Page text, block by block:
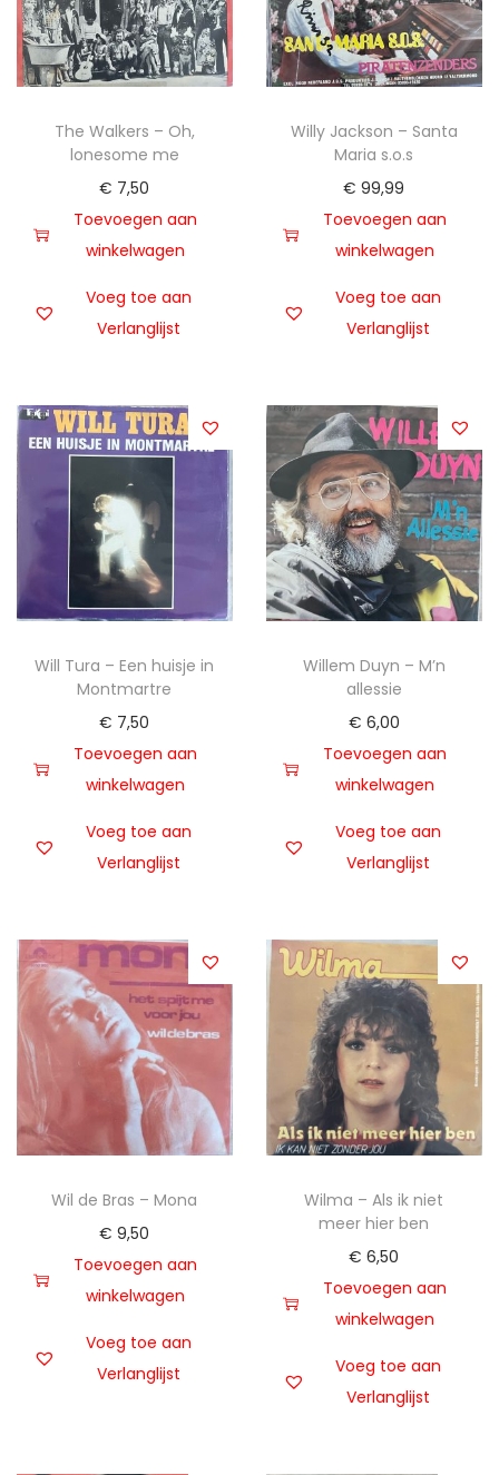
The Walkers – Oh,
lonesome me
€ 7,50
Toevoegen aan
winkelwagen
Voeg toe aan
Verlanglijst
Willy Jackson – Santa
Maria s.o.s
€ 99,99
Toevoegen aan
winkelwagen
Voeg toe aan
Verlanglijst
Will Tura – Een huisje in
Montmartre
€ 7,50
Toevoegen aan
winkelwagen
Voeg toe aan
Verlanglijst
Willem Duyn – M’n
allessie
€ 6,00
Toevoegen aan
winkelwagen
Voeg toe aan
Verlanglijst
Wil de Bras – Mona
€ 9,50
Toevoegen aan
winkelwagen
Voeg toe aan
Verlanglijst
Wilma – Als ik niet
meer hier ben
€ 6,50
Toevoegen aan
winkelwagen
Voeg toe aan
Verlanglijst